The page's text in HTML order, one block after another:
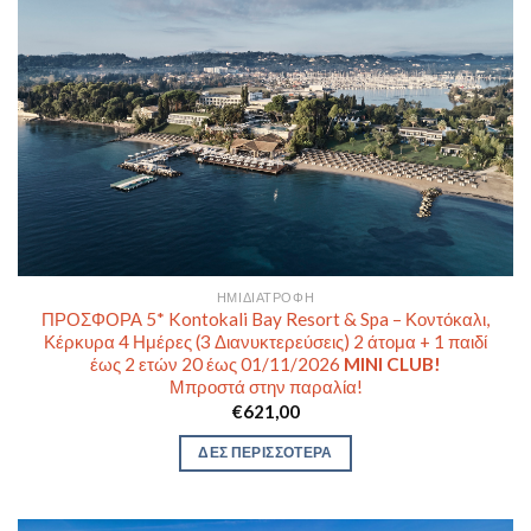
ΗΜΙΔΙΑΤΡΟΦΉ
ΠΡΟΣΦΟΡΑ 5* Kontokali Bay Resort & Spa – Κοντόκαλι,
Κέρκυρα 4 Ημέρες (3 Διανυκτερεύσεις) 2 άτομα + 1 παιδί
έως 2 ετών 20 έως 01/11/2026 MINI CLUB!
Μπροστά στην παραλία!
€621,00
ΔΕΣ ΠΕΡΙΣΣΟΤΕΡΑ